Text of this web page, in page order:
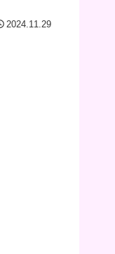
2024.11.29